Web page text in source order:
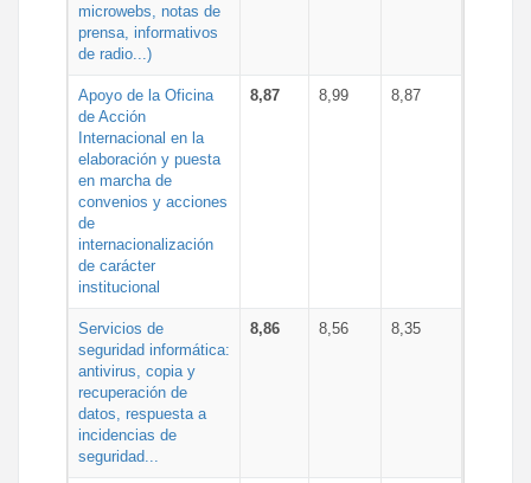
microwebs, notas de
prensa, informativos
de radio...)
Apoyo de la Oficina
de Acción
Internacional en la
elaboración y puesta
en marcha de
convenios y acciones
de
internacionalización
de carácter
institucional
8,87 8,99 8,87
Servicios de
seguridad informática:
antivirus, copia y
recuperación de
datos, respuesta a
incidencias de
seguridad...
8,86 8,56 8,35